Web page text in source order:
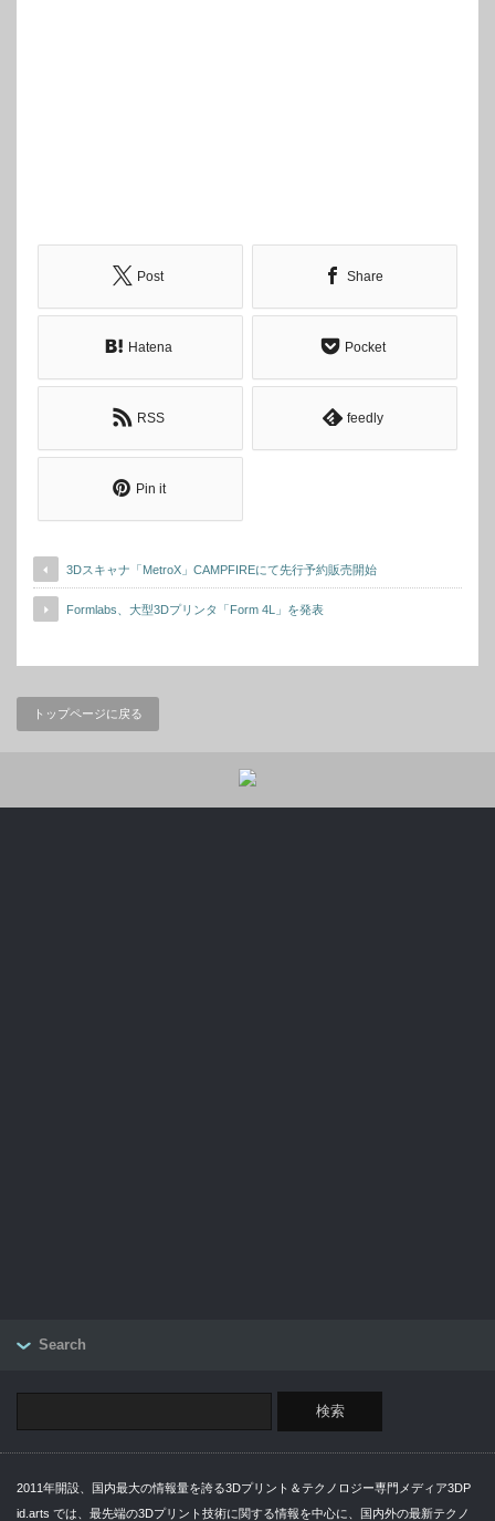
Post Share
Hatena Pocket
RSS feedly
Pin it
3Dスキャナ「MetroX」CAMPFIREにて先行予約販売開始
Formlabs、大型3Dプリンタ「Form 4L」を発表
トップページに戻る
Search
2011年開設、国内最大の情報量を誇る3Dプリント＆テクノロジー専門メディア3DP
id.arts では、最先端の3Dプリント技術に関する情報を中心に、国内外の最新テクノ